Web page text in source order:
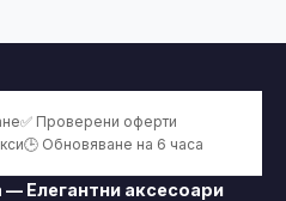
✅ Проверени оферти
🕒 Обновяване на 6 часа
Елегантни аксесоари